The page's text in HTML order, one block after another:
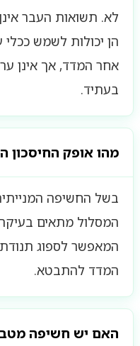
לא. תשואות העבר
הן יכולות לשמש
אחר המדד, אך אינן
בעתיד.
מהו אופק החיסכון
בשל החשיפה
המסלול מתאים בעיקר
המאפשר לספוג
המדד להתבטא.
האם יש חשיפה